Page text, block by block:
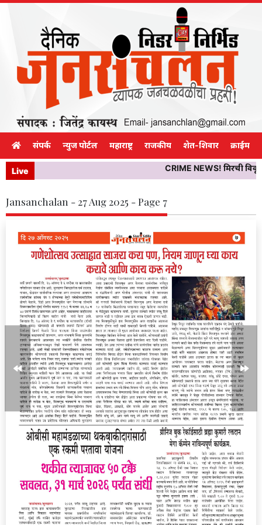
संपर्क न्युज पोर्टल महाराष्ट्र राजकीय शेत-शिवार क्राईम
Live CRIME NEWS! मिरची
Jansanchalan - 27 Aug 2025 - Page 7